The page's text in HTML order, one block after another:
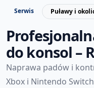
Serwis Puławy i
do konsol –
Naprawa padów i
Xbox i Nintendo